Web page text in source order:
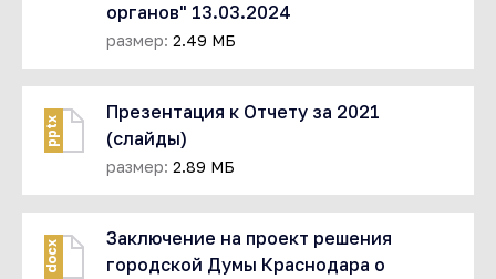
органов" 13.03.2024
размер: 2.49 МБ
pptx
Презентация к Отчету за 2021
(слайды)
размер: 2.89 МБ
docx
Заключение на проект решения
городской Думы Краснодара о